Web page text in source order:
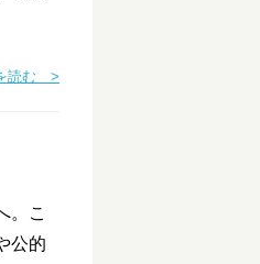
読む >
。こ
公的